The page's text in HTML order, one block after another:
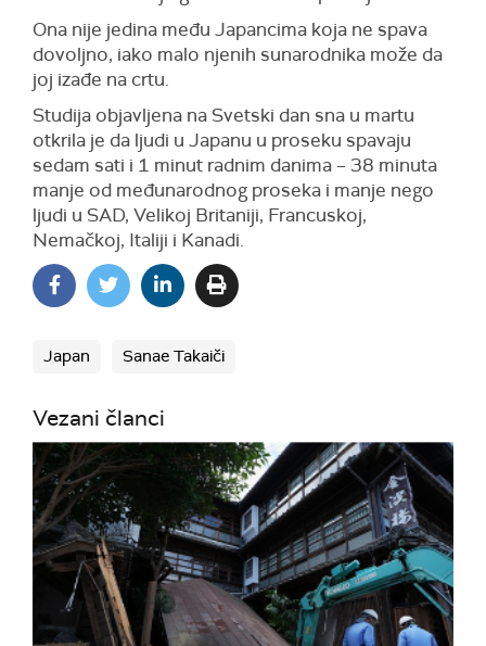
Ona nije jedina među Japancima koja ne spava
dovoljno, iako malo njenih sunarodnika može da
joj izađe na crtu.
Studija objavljena na Svetski dan sna u martu
otkrila je da ljudi u Japanu u proseku spavaju
sedam sati i 1 minut radnim danima – 38 minuta
manje od međunarodnog proseka i manje nego
ljudi u SAD, Velikoj Britaniji, Francuskoj,
Nemačkoj, Italiji i Kanadi.
Japan Sanae Takaiči
Vezani članci